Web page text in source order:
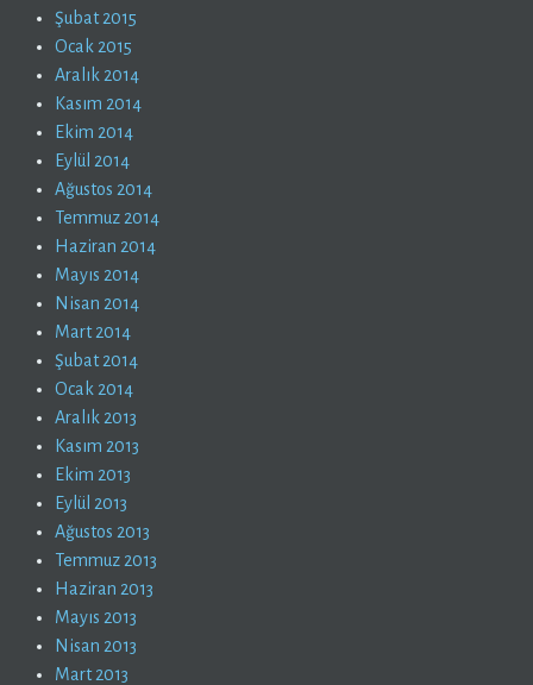
Şubat 2015
Ocak 2015
Aralık 2014
Kasım 2014
Ekim 2014
Eylül 2014
Ağustos 2014
Temmuz 2014
Haziran 2014
Mayıs 2014
Nisan 2014
Mart 2014
Şubat 2014
Ocak 2014
Aralık 2013
Kasım 2013
Ekim 2013
Eylül 2013
Ağustos 2013
Temmuz 2013
Haziran 2013
Mayıs 2013
Nisan 2013
Mart 2013